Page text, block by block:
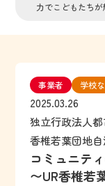
力でこどもたち
事業者 学校
2025.03.26
独立行政法人
香椎若葉団地
コミュニテ
〜UR香椎若